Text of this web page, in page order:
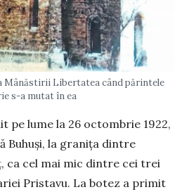
Mânăstirii Libertatea când părintele
s-a mutat în ea
pe lume la 26 octombrie 1922,
Buhuși, la granița dintre
ca cel mai mic dintre cei trei
Pris­tavu. La botez a primit